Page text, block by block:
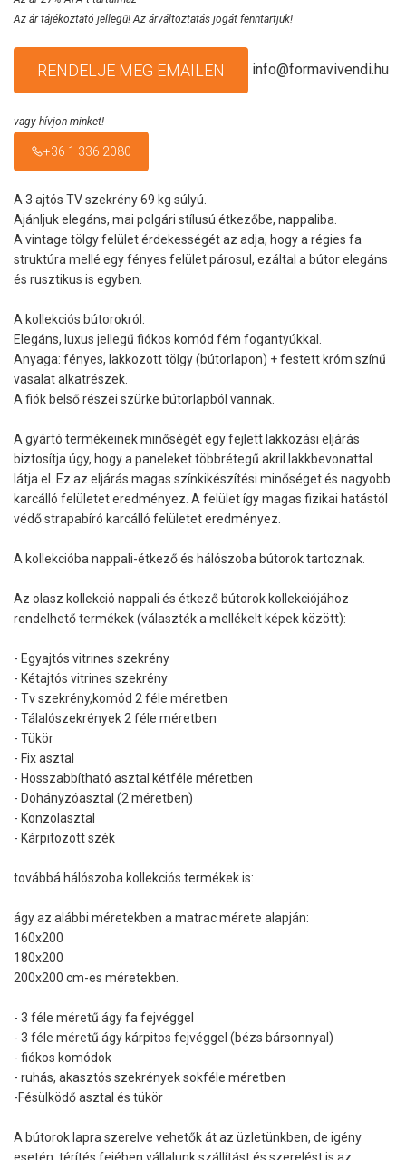
Az ár tájékoztató jellegű! Az árváltoztatás jogát fenntartjuk!
RENDELJE MEG EMAILEN info@formavivendi.hu
vagy hívjon minket!
+36 1 336 2080
A 3 ajtós TV szekrény 69 kg súlyú.
Ajánljuk elegáns, mai polgári stílusú étkezőbe, nappaliba.
A vintage tölgy felület érdekességét az adja, hogy a régies fa
struktúra mellé egy fényes felület párosul, ezáltal a bútor elegáns
és rusztikus is egyben.
A kollekciós bútorokról:
Elegáns, luxus jellegű fiókos komód fém fogantyúkkal.
Anyaga: fényes, lakkozott tölgy (bútorlapon) + festett króm színű
vasalat alkatrészek.
A fiók belső részei szürke bútorlapból vannak.
A gyártó termékeinek minőségét egy fejlett lakkozási eljárás
biztosítja úgy, hogy a paneleket többrétegű akril lakkbevonattal
látja el. Ez az eljárás magas színkikészítési minőséget és nagyobb
karcálló felületet eredményez. A felület így magas fizikai hatástól
védő strapabíró karcálló felületet eredményez.
A kollekcióba nappali-étkező és hálószoba bútorok tartoznak.
Az olasz kollekció nappali és étkező bútorok kollekciójához
rendelhető termékek (választék a mellékelt képek között):
- Egyajtós vitrines szekrény
- Kétajtós vitrines szekrény
- Tv szekrény,komód 2 féle méretben
- Tálalószekrények 2 féle méretben
- Tükör
- Fix asztal
- Hosszabbítható asztal kétféle méretben
- Dohányzóasztal (2 méretben)
- Konzolasztal
- Kárpitozott szék
továbbá hálószoba kollekciós termékek is:
ágy az alábbi méretekben a matrac mérete alapján:
160x200
180x200
200x200 cm-es méretekben.
- 3 féle méretű ágy fa fejvéggel
- 3 féle méretű ágy kárpitos fejvéggel (bézs bársonnyal)
- fiókos komódok
- ruhás, akasztós szekrények sokféle méretben
-Fésülködő asztal és tükör
A bútorok lapra szerelve vehetők át az üzletünkben, de igény